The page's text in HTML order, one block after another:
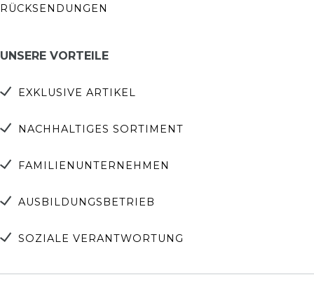
RÜCKSENDUNGEN
UNSERE VORTEILE
EXKLUSIVE ARTIKEL
NACHHALTIGES SORTIMENT
FAMILIENUNTERNEHMEN
AUSBILDUNGSBETRIEB
SOZIALE VERANTWORTUNG